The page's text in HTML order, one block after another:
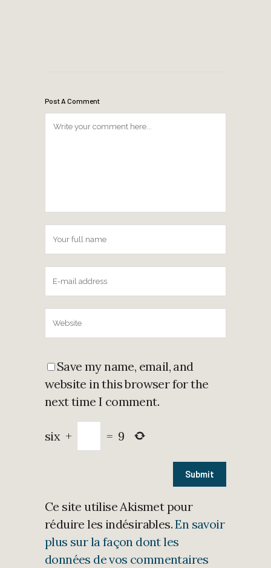
Post A Comment
Save my name, email, and
website in this browser for the
next time I comment.
six + = 9
Ce site utilise Akismet pour
réduire les indésirables.En savoir
plus sur la façon dont les
données de vos commentaires